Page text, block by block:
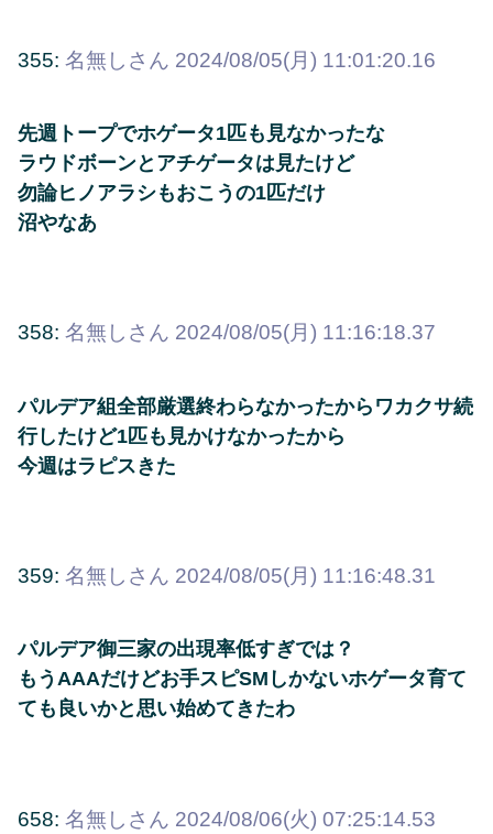
355: 名無しさん 2024/08/05(月) 11:01:20.16
先週トープでホゲータ1匹も見なかったな
ラウドボーンとアチゲータは見たけど
勿論ヒノアラシもおこうの1匹だけ
沼やなあ
358: 名無しさん 2024/08/05(月) 11:16:18.37
パルデア組全部厳選終わらなかったからワカクサ続
行したけど1匹も見かけなかったから
今週はラピスきた
359: 名無しさん 2024/08/05(月) 11:16:48.31
パルデア御三家の出現率低すぎでは？
もうAAAだけどお手スピSMしかないホゲータ育て
ても良いかと思い始めてきたわ
658: 名無しさん 2024/08/06(火) 07:25:14.53